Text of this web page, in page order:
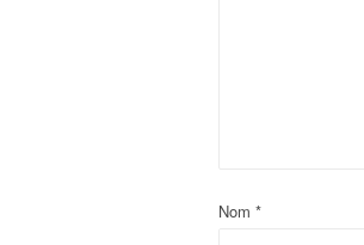
Nom *